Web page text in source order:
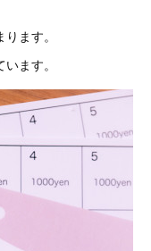
ます。
ます。